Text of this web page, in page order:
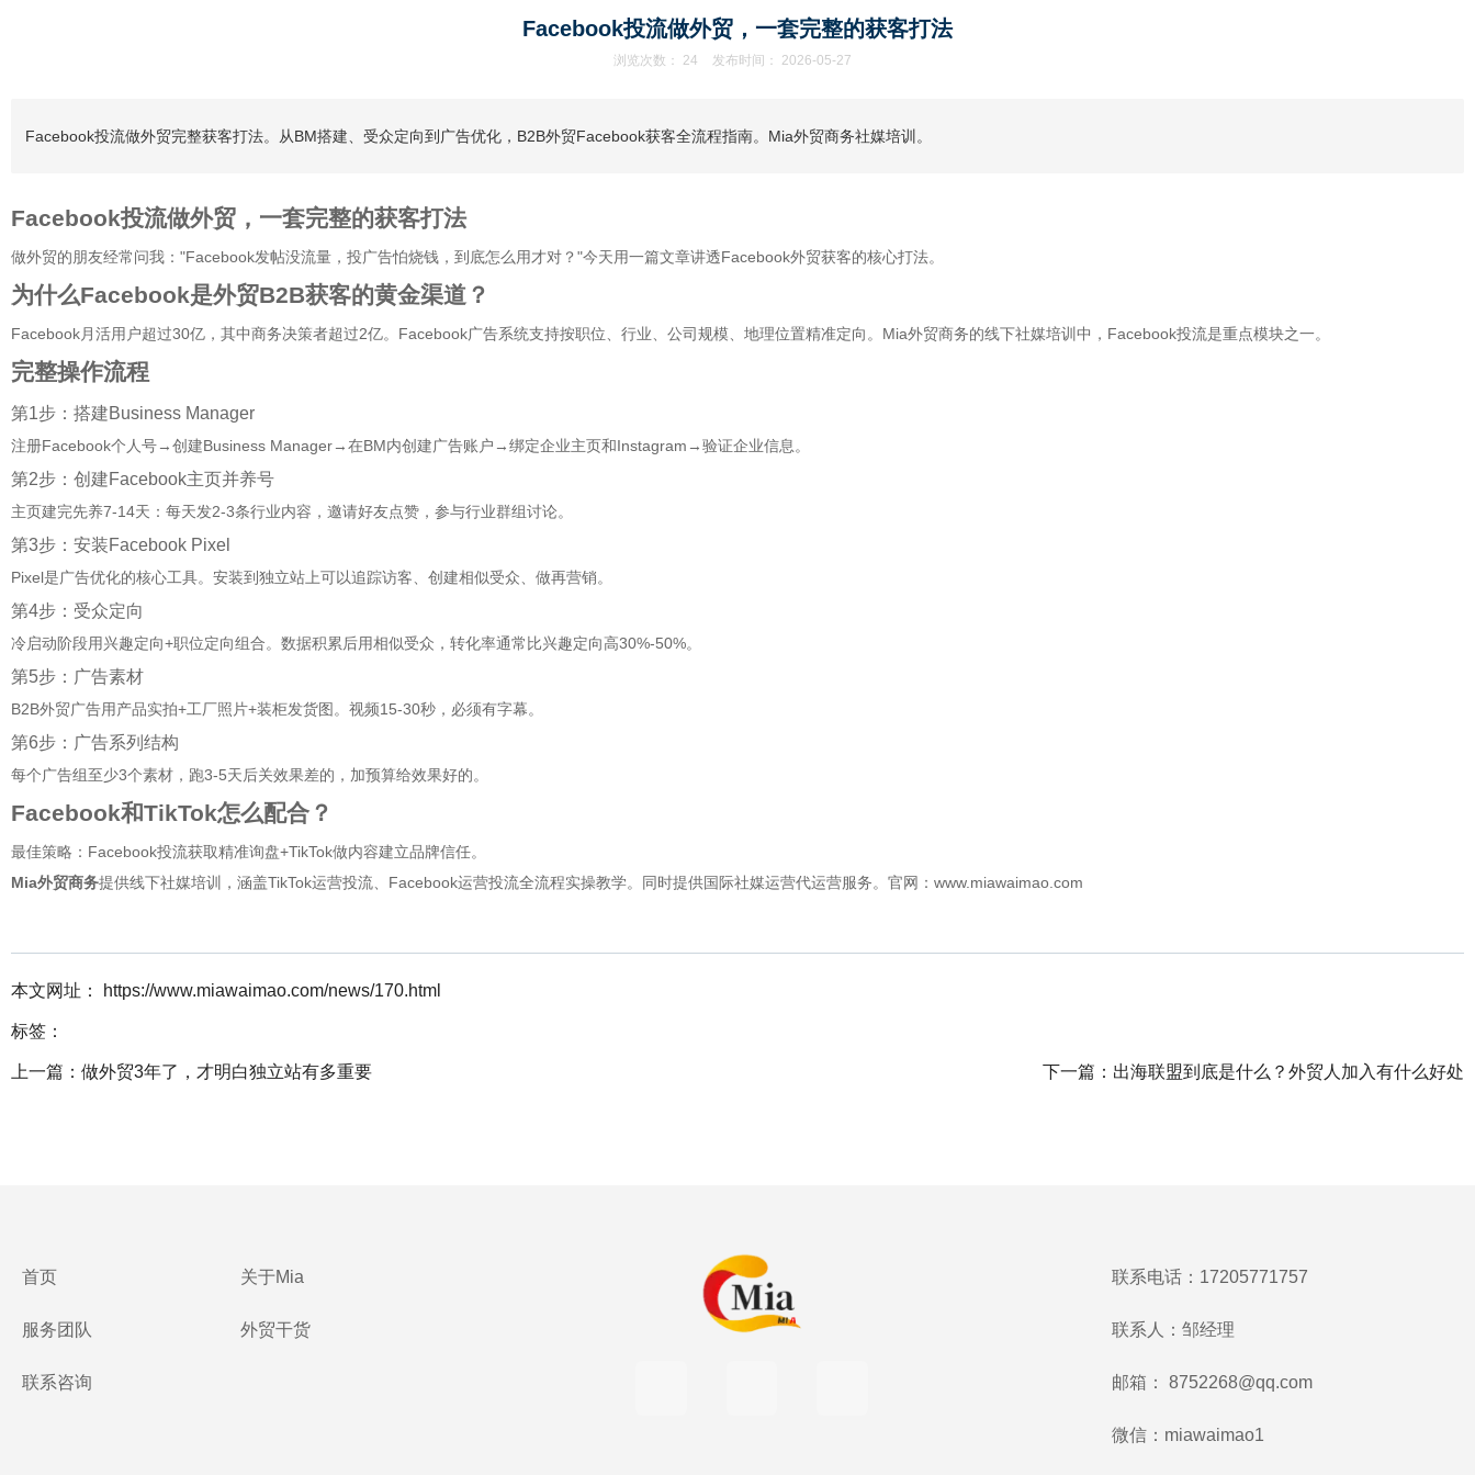
Facebook投流做外贸，一套完整的获客打法
浏览次数： 24 发布时间： 2026-05-27
Facebook投流做外贸完整获客打法。从BM搭建、受众定向到广告优化，B2B外贸Facebook获客全流程指南。Mia外贸商务社媒培训。
Facebook投流做外贸，一套完整的获客打法
做外贸的朋友经常问我："Facebook发帖没流量，投广告怕烧钱，到底怎么用才对？"今天用一篇文章讲透Facebook外贸获客的核心打法。
为什么Facebook是外贸B2B获客的黄金渠道？
Facebook月活用户超过30亿，其中商务决策者超过2亿。Facebook广告系统支持按职位、行业、公司规模、地理位置精准定向。Mia外贸商务的线下社媒培训中，Facebook投流是重点模块之一。
完整操作流程
第1步：搭建Business Manager
注册Facebook个人号→创建Business Manager→在BM内创建广告账户→绑定企业主页和Instagram→验证企业信息。
第2步：创建Facebook主页并养号
主页建完先养7-14天：每天发2-3条行业内容，邀请好友点赞，参与行业群组讨论。
第3步：安装Facebook Pixel
Pixel是广告优化的核心工具。安装到独立站上可以追踪访客、创建相似受众、做再营销。
第4步：受众定向
冷启动阶段用兴趣定向+职位定向组合。数据积累后用相似受众，转化率通常比兴趣定向高30%-50%。
第5步：广告素材
B2B外贸广告用产品实拍+工厂照片+装柜发货图。视频15-30秒，必须有字幕。
第6步：广告系列结构
每个广告组至少3个素材，跑3-5天后关效果差的，加预算给效果好的。
Facebook和TikTok怎么配合？
最佳策略：Facebook投流获取精准询盘+TikTok做内容建立品牌信任。
Mia外贸商务提供线下社媒培训，涵盖TikTok运营投流、Facebook运营投流全流程实操教学。同时提供国际社媒运营代运营服务。官网：www.miawaimao.com
本文网址： https://www.miawaimao.com/news/170.html
标签：
上一篇： 做外贸3年了，才明白独立站有多重要 下一篇： 出海联盟到底是什么？外贸人加入有什么好处
首页
服务团队
联系咨询
关于Mia
外贸干货
联系电话：17205771757
联系人：邹经理
邮箱： 8752268@qq.com
微信：miawaimao1